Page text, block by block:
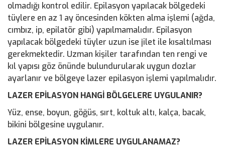
olmadığı kontrol edilir. Epilasyon yapılacak bölgedeki
tüylere en az 1 ay öncesinden kökten alma işlemi (ağda,
cımbız, ip, epilatör gibi) yapılmamalıdır. Epilasyon
yapılacak bölgedeki tüyler uzun ise jilet ile kısaltılması
gerekmektedir. Uzman kişiler tarafından ten rengi ve
kıl yapısı göz önünde bulundurularak uygun dozlar
ayarlanır ve bölgeye lazer epilasyon işlemi yapılmalıdır.
LAZER EPİLASYON HANGİ BÖLGELERE UYGULANIR?
Yüz, ense, boyun, göğüs, sırt, koltuk altı, kalça, bacak,
bikini bölgesine uygulanır.
LAZER EPİLASYON KİMLERE UYGULANAMAZ?